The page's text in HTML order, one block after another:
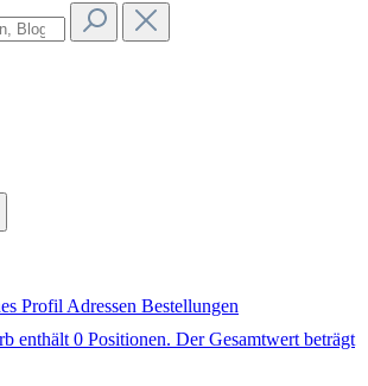
Profil Adressen Bestellungen
enthält 0 Positionen. Der Gesamtwert beträgt